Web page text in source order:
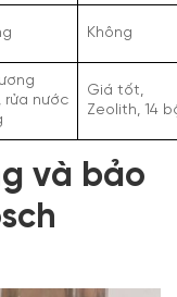
Không
rửa nước
Giá tốt,
Zeolith, 14
và bảo